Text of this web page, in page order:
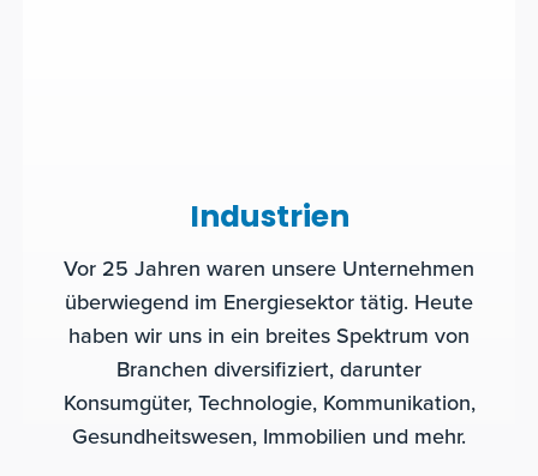
Industrien
Vor 25 Jahren waren unsere Unternehmen
überwiegend im Energiesektor tätig. Heute
haben wir uns in ein breites Spektrum von
Branchen diversifiziert, darunter
Konsumgüter, Technologie, Kommunikation,
Gesundheitswesen, Immobilien und mehr.